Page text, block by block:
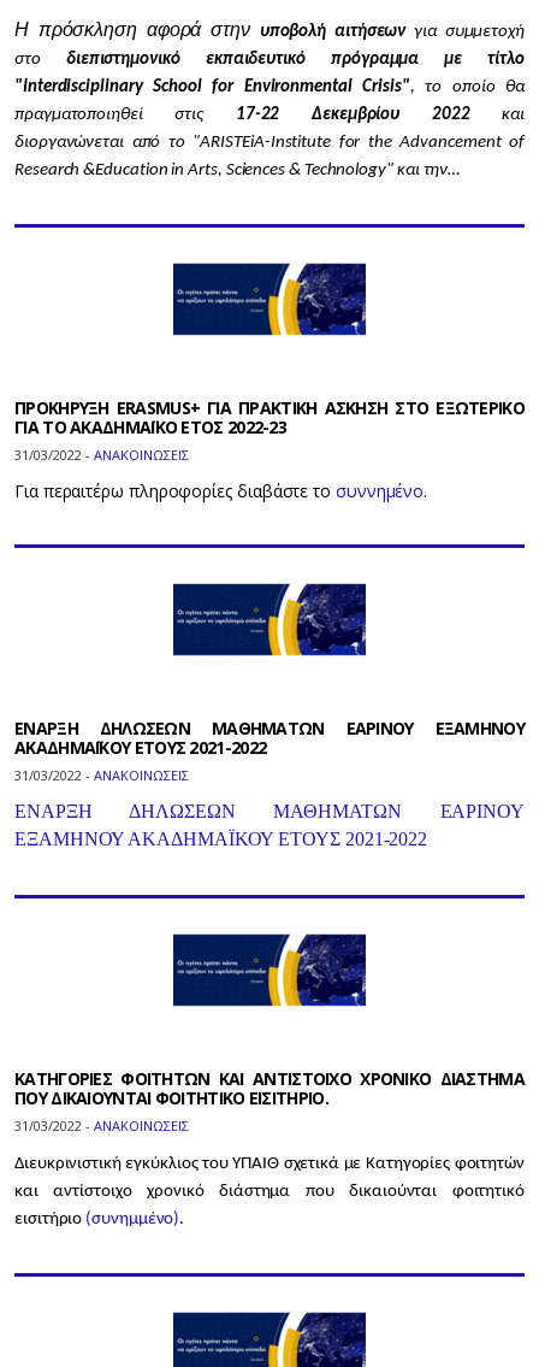
Η πρόσκληση αφορά στην υποβολή αιτήσεωνγια συμμετοχή
στο διεπιστημονικό εκπαιδευτικό πρόγραμμα με τίτλο
"Interdisciplinary School for Environmental Crisis", το οποίο θα
πραγματοποιηθεί στις 17-22 Δεκεμβρίου 2022και
διοργανώνεται από το "ARISTEiA-Institute for the Advancement of
Research &Education in Arts, Sciences & Technology" και την…
ΠΡΟΚΗΡΥΞΗ ERASMUS+ ΓΙΑ ΠΡΑΚΤΙΚΗ ΑΣΚΗΣΗ ΣΤΟ ΕΞΩΤΕΡΙΚΟ
ΓΙΑ ΤΟ ΑΚΑΔΗΜΑΪΚΟ ΕΤΟΣ 2022-23
31/03/2022 - ΑΝΑΚΟΙΝΩΣΕΙΣ
Για περαιτέρω πληροφορίες διαβάστε το συννημένο.
ΕΝΑΡΞΗ ΔΗΛΩΣΕΩΝ ΜΑΘΗΜΑΤΩΝ ΕΑΡΙΝΟΥ ΕΞΑΜΗΝΟΥ
ΑΚΑΔΗΜΑΪΚΟΥ ΕΤΟΥΣ 2021-2022
31/03/2022 - ΑΝΑΚΟΙΝΩΣΕΙΣ
ΕΝΑΡΞΗ ΔΗΛΩΣΕΩΝ ΜΑΘΗΜΑΤΩΝ ΕΑΡΙΝΟΥ
ΕΞΑΜΗΝΟΥ ΑΚΑΔΗΜΑΪΚΟΥ ΕΤΟΥΣ 2021-2022
ΚΑΤΗΓΟΡΙΕΣ ΦΟΙΤΗΤΩΝ ΚΑΙ ΑΝΤΙΣΤΟΙΧΟ ΧΡΟΝΙΚΟ ΔΙΑΣΤΗΜΑ
ΠΟΥ ΔΙΚΑΙΟΥΝΤΑΙ ΦΟΙΤΗΤΙΚΟ ΕΙΣΙΤΗΡΙΟ.
31/03/2022 - ΑΝΑΚΟΙΝΩΣΕΙΣ
Διευκρινιστική εγκύκλιος του ΥΠΑΙΘ σχετικά με Κατηγορίες φοιτητών
και αντίστοιχο χρονικό διάστημα που δικαιούνται φοιτητικό
εισιτήριο (συνημμένο).